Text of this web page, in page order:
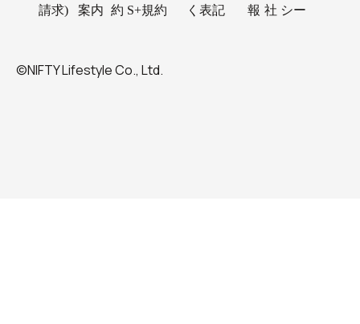
請求)
案内 約 S+規約
く表記
報 社 シー
©NIFTY Lifestyle Co., Ltd.